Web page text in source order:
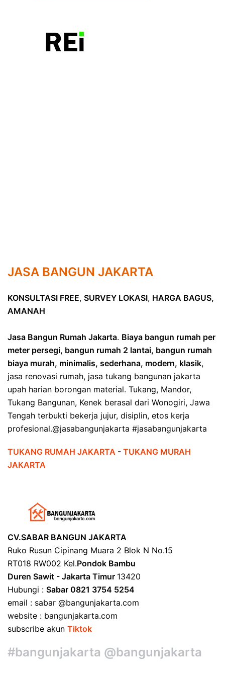
JASA BANGUN JAKARTA
KONSULTASI FREE, SURVEY LOKASI, HARGA BAGUS,
AMANAH
Jasa Bangun Rumah Jakarta. Biaya bangun rumah per
meter persegi, bangun rumah 2 lantai, bangun rumah
biaya murah, minimalis, sederhana, modern, klasik,
jasa renovasi rumah, jasa tukang bangunan jakarta
upah harian borongan material. Tukang, Mandor,
Tukang Bangunan, Kenek berasal dari Wonogiri, Jawa
Tengah terbukti bekerja jujur, disiplin, etos kerja
profesional.@jasabangunjakarta #jasabangunjakarta
TUKANG RUMAH JAKARTA - TUKANG MURAH
JAKARTA
CV.SABAR BANGUN JAKARTA
Ruko Rusun Cipinang Muara 2 Blok N No.15
RT018 RW002 Kel.Pondok Bambu
Duren Sawit - Jakarta Timur 13420
Hubungi : Sabar 0821 3754 5254
email : sabar @bangunjakarta.com
website : bangunjakarta.com
subscribe akun Tiktok
#bangunjakarta @bangunjakarta